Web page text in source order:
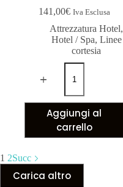
141,00€ Iva Esclusa
Attrezzatura Hotel,
Hotel / Spa, Linee
cortesia
Aggiungi al
carrello
1 2Succ
Carica altro